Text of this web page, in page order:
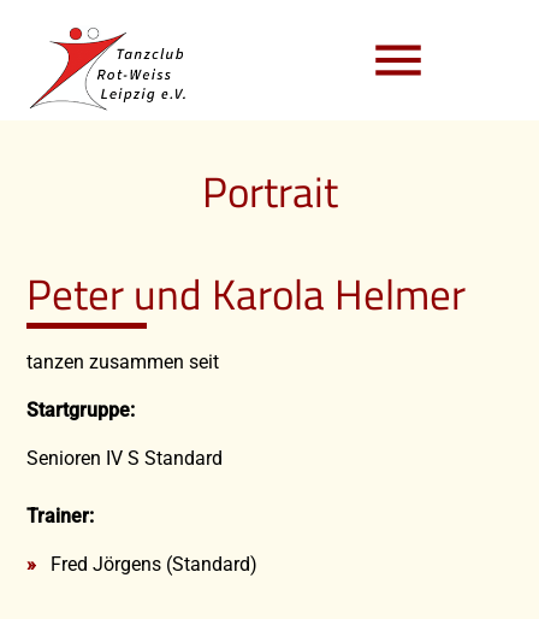
menu
Portrait
Peter und Karola Helmer
tanzen zusammen seit
Startgruppe:
Senioren IV S Standard
Trainer:
Fred Jörgens (Standard)